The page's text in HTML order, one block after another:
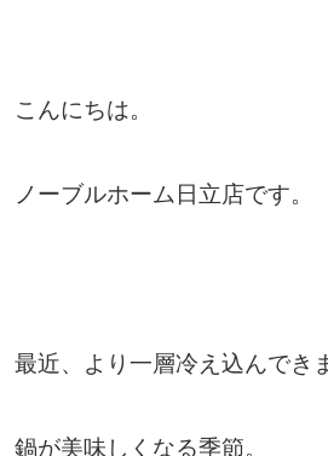
こんにちは。
ノーブルホーム日立店です。
最近、より一層冷え込んでき
鍋が美味しくなる季節。